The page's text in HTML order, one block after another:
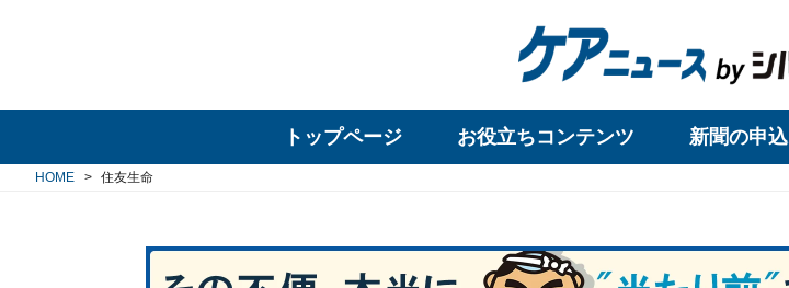
トップページ お役立ちコンテンツ 新聞の申込
HOME 住友生命